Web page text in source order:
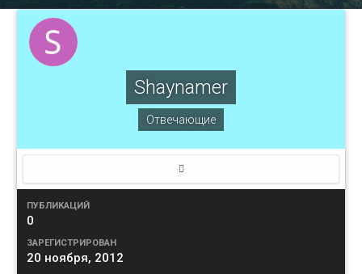
Shaynamer
Отвечающие
ПУБЛИКАЦИЙ
0
ЗАРЕГИСТРИРОВАН
20 ноября, 2012